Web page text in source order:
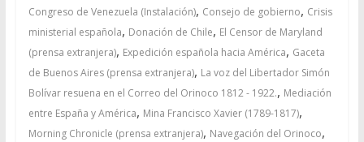
Congreso de Venezuela (Instalación), Consejo de gobierno, Crisis
ministerial española, Donación de Chile, El Censor de Maryland
(prensa extranjera), Expedición española hacia América, Gaceta
de Buenos Aires (prensa extranjera), La voz del Libertador Simón
Bolívar resuena en el Correo del Orinoco 1812 - 1922., Mediación
entre España y América, Mina Francisco Xavier (1789-1817),
Morning Chronicle (prensa extranjera), Navegación del Orinoco,